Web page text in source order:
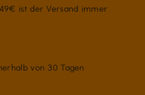
ist der Versand immer
von 30 Tagen